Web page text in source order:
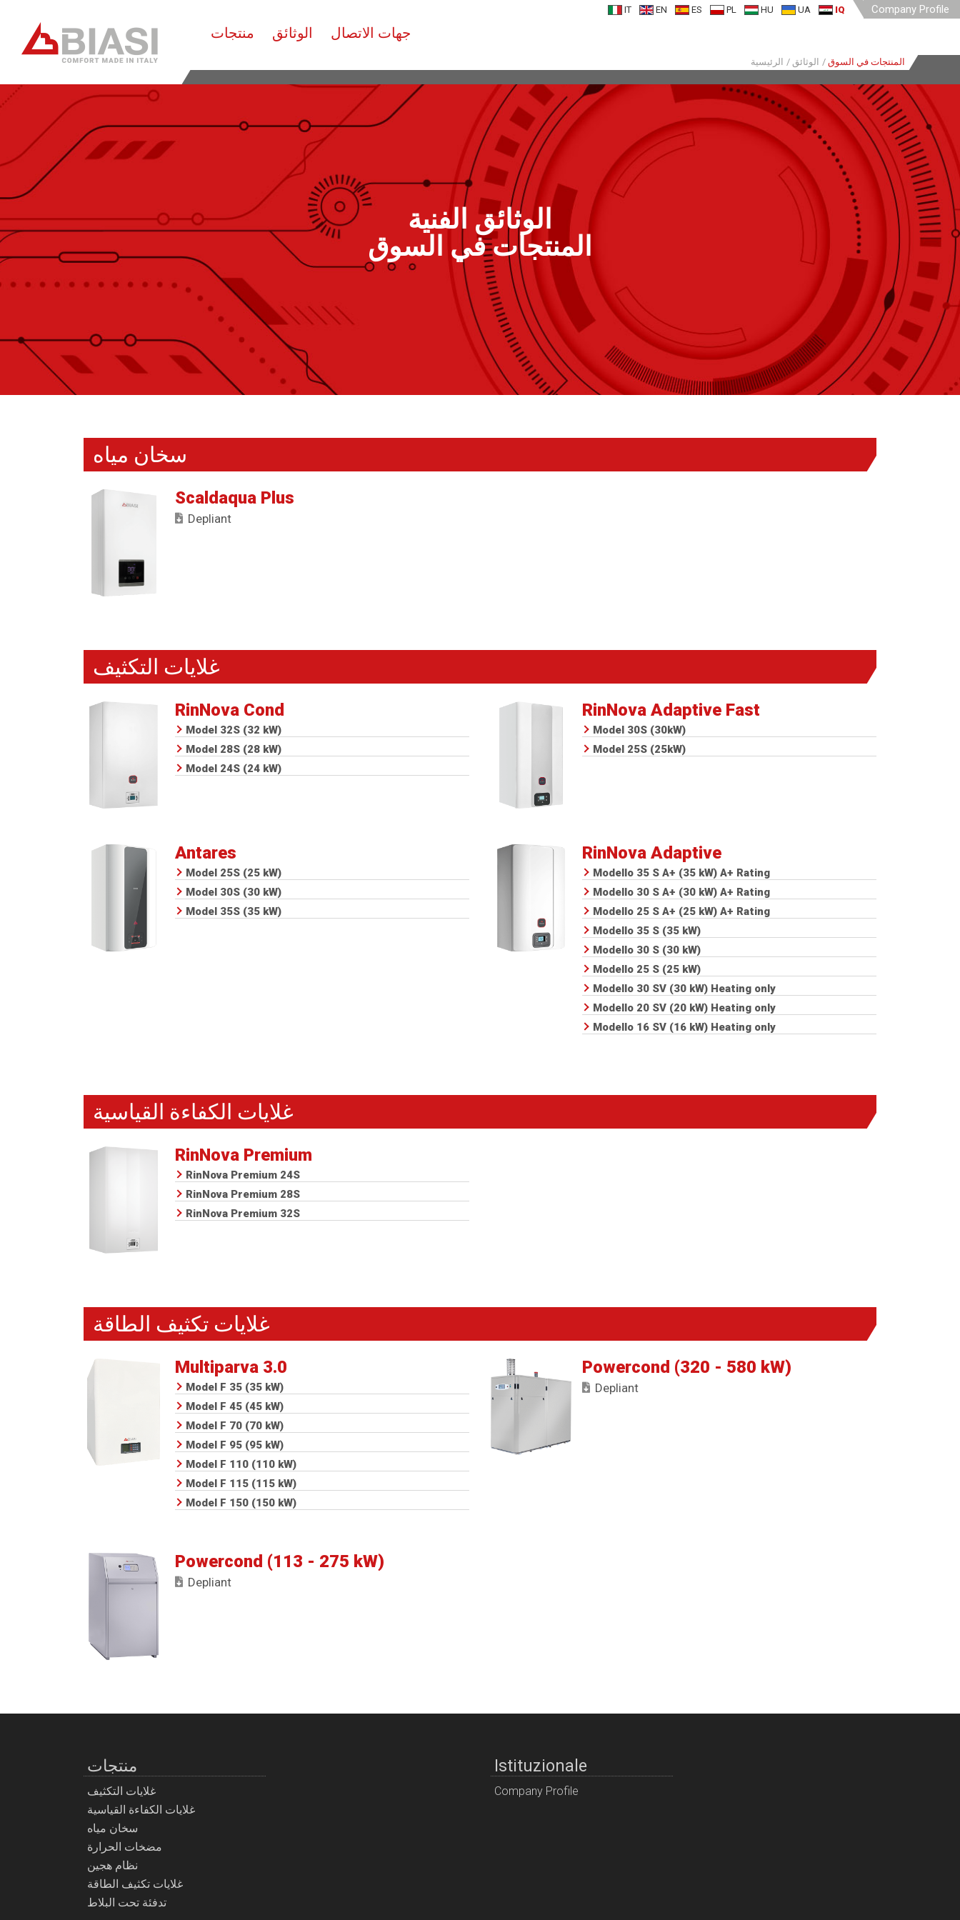
IT EN ES PL HU UA IQ Company Profile
منتجات الوثائق جهات الاتصال
الرئيسية / الوثائق / المنتجات في السوق
الوثائق الفنية
المنتجات في السوق
سخان مياه
Scaldaqua Plus
Depliant
غلايات التكثيف
RinNova Cond
Model 32S (32 kW)
Model 28S (28 kW)
Model 24S (24 kW)
RinNova Adaptive Fast
Model 30S (30kW)
Model 25S (25kW)
Antares
Model 25S (25 kW)
Model 30S (30 kW)
Model 35S (35 kW)
RinNova Adaptive
Modello 35 S A+ (35 kW) A+ Rating
Modello 30 S A+ (30 kW) A+ Rating
Modello 25 S A+ (25 kW) A+ Rating
Modello 35 S (35 kW)
Modello 30 S (30 kW)
Modello 25 S (25 kW)
Modello 30 SV (30 kW) Heating only
Modello 20 SV (20 kW) Heating only
Modello 16 SV (16 kW) Heating only
غلايات الكفاءة القياسية
RinNova Premium
RinNova Premium 24S
RinNova Premium 28S
RinNova Premium 32S
غلايات تكثيف الطاقة
Multiparva 3.0
Model F 35 (35 kW)
Model F 45 (45 kW)
Model F 70 (70 kW)
Model F 95 (95 kW)
Model F 110 (110 kW)
Model F 115 (115 kW)
Model F 150 (150 kW)
Powercond (320 - 580 kW)
Depliant
Powercond (113 - 275 kW)
Depliant
منتجات
غلايات التكثيف
غلايات الكفاءة القياسية
سخان مياه
مضخات الحرارة
نظام هجين
غلايات تكثيف الطاقة
تدفئة تحت البلاط
Istituzionale
Company Profile